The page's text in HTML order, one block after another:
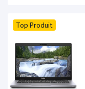
Top Produit